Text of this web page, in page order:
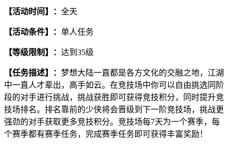
【活动时间】： 全天
【活动条件】： 单人任务
【等级限制】： 达到35级
【任务描述】： 梦想大陆一直都是各方文化的交融之地，江湖
中一直人才辈出，高手如云。在竞技场中你可以自由挑选同阶
段的对手进行挑战，挑战获胜即可获得竞技积分，同时提升竞
技场排名。排名靠前的少侠将会晋级到下一阶竞技场，挑战更
强劲的对手获取更多竞技积分。竞技场每7天为一个赛季，每
个赛季都有赛季任务，完成赛季任务即可获得丰富奖励！